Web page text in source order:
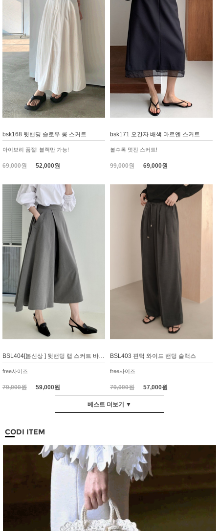
bsk168 뒷밴딩 슬로우 롱 스커트
아이보리 품절! 블랙만 가능!
69,000원52,000원
bsk171 오간자 배색 마르엔 스커트
볼수록 멋진 스커트!
99,000원69,000원
BSL404[봄신상 ] 뒷밴딩 랩 스커트 바지 와이드 큐롯
free사이즈
79,000원59,000원
BSL403 핀턱 와이드 밴딩 슬랙스
free사이즈
79,000원57,000원
베스트 더보기 ▼
CODI ITEM